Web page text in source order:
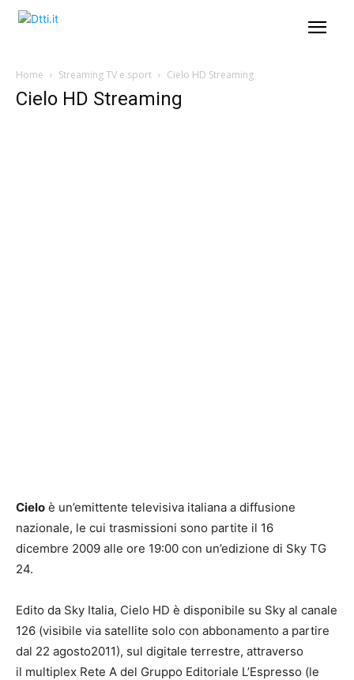
Home Streaming TV e sport Cielo HD Streaming
Cielo HD Streaming
Cielo è un’emittente televisiva italiana a diffusione
nazionale, le cui trasmissioni sono partite il 16
dicembre 2009 alle ore 19:00 con un’edizione di Sky TG
24.
Edito da Sky Italia, Cielo HD è disponibile su Sky al canale
126 (visibile via satellite solo con abbonamento a partire
dal 22 agosto2011), sul digitale terrestre, attraverso
il multiplex Rete A del Gruppo Editoriale L’Espresso (le